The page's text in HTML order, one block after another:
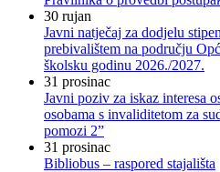
30 rujan
Javni natječaj za dodjelu
prebivalištem na području
školsku godinu 2026./2027.
31 prosinac
Javni poziv za iskaz interesa
osobama s invaliditetom za
pomozi 2”
31 prosinac
Bibliobus – raspored stajališta